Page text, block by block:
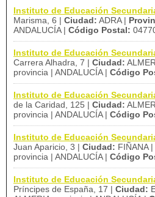
Instituto de Educación
Marisma, 6 | Ciudad: ADRA |
ANDALUCÍA | Código Postal:
Instituto de Educación
Carrera Alhadra, 7 | Ciudad:
provincia | ANDALUCÍA | Código
Instituto de Educación
de la Caridad, 125 | Ciudad:
provincia | ANDALUCÍA | Código
Instituto de Educación
Juan Aparicio, 3 | Ciudad: FIÑANA |
provincia | ANDALUCÍA | Código
Instituto de Educación
Príncipes de España, 17 | Ciudad: